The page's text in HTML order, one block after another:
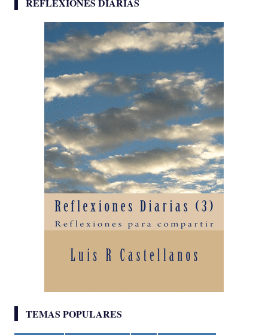
REFLEXIONES DIARIAS
TEMAS POPULARES